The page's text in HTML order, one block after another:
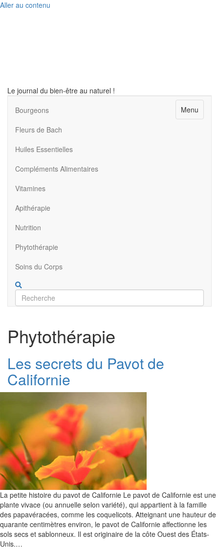
Aller au contenu
Le journal du bien-être au naturel !
Menu
Bourgeons
Fleurs de Bach
Huiles Essentielles
Compléments Alimentaires
Vitamines
Apithérapie
Nutrition
Phytothérapie
Soins du Corps
Phytothérapie
Les secrets du Pavot de
Californie
La petite histoire du pavot de Californie Le pavot de Californie est une
plante vivace (ou annuelle selon variété), qui appartient à la famille
des papavéracées, comme les coquelicots. Atteignant une hauteur de
quarante centimètres environ, le pavot de Californie affectionne les
sols secs et sablonneux. Il est originaire de la côte Ouest des États-
Unis.…